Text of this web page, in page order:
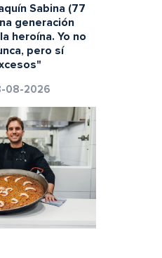
Sabina (77
generación
heroína. Yo no
pero sí
08-2026